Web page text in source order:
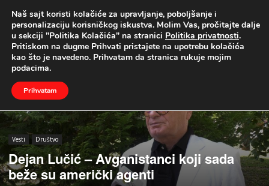
UŽIVO
Naslovna Vesti Društvo
Vesti Društvo
Dejan Lučić – Avganistanci koji sada
beže su američki agenti
Naš sajt koristi kolačiće za upravljanje, poboljšanje i
personalizaciju korisničkog iskustva. Molim Vas, pročitajte dalje
u sekciji "Politika Kolačića" na stranici Politika privatnosti.
Pritiskom na dugme Prihvati pristajete na upotrebu kolačića
kao što je navedeno. Prihvatam da stranica rukuje mojim
podacima.
Prihvatam